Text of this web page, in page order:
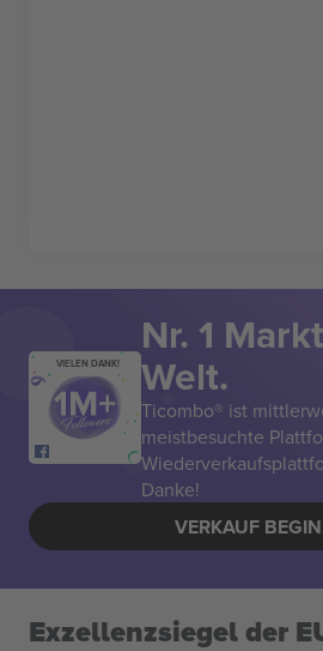
VIELEN DANK!
Nr. 1
Welt.
Ticombo® ist
meistbesuchte
Danke!
VERKAUF
Exzellenzsiegel der